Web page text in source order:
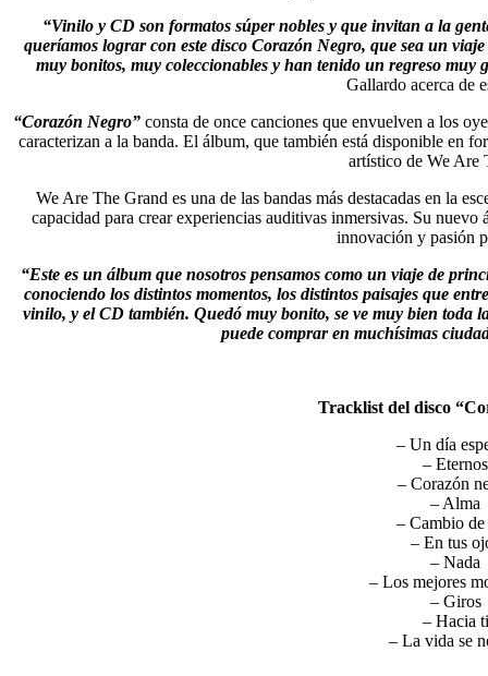
“Vinilo y CD son formatos súper nobles y que invitan a la
queríamos lograr con este disco Corazón Negro, que sea un
muy bonitos, muy coleccionables y han tenido un regreso muy
Gallardo acerca de
“Corazón Negro”consta de once canciones que envuelven a los
caracterizan a la banda. El álbum, que también está disponible en
artístico de We Are
We Are The Grand es una de las bandas más destacadas en la
capacidad para crear experiencias auditivas inmersivas. Su
innovación y pasión
“Este es un álbum que nosotros pensamos como un viaje de
conociendo los distintos momentos, los distintos paisajes que
vinilo, y el CD también. Quedó muy bonito, se ve muy bien toda
puede comprar en muchísimas
Tracklist del disco
– Un día
– Eternos
– Corazón
– Alma
– Cambio
– En tus
– Nada
– Los mejores
– Giros
– Hacia ti
– La vida se